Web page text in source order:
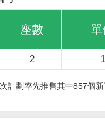
座數 單
2
計劃率先推售其中857個